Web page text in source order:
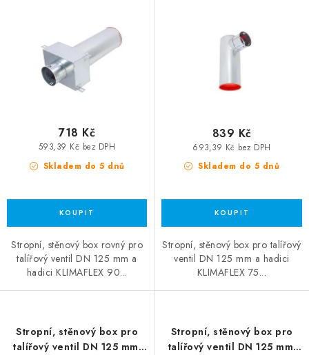
Skladem do 5 dnů
593,39 Kč bez DPH
718 Kč
Stropní, stěnový box rovný pro
talířový ventil DN 125 mm a
hadici KLIMAFLEX 90...
Skladem do 5 dnů
693,39 Kč bez DPH
839 Kč
Stropní, stěnový box pro talířový
ventil DN 125 mm a hadici
KLIMAFLEX 75...
Stropní, stěnový box pro
talířový ventil DN 125 mm-
Stropní, stěnový box pro
talířový ventil DN 125 mm-